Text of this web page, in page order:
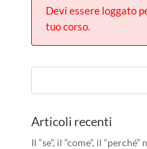
Devi essere loggato
tuo corso.
Articoli recenti
Il “se”, il “come”, il